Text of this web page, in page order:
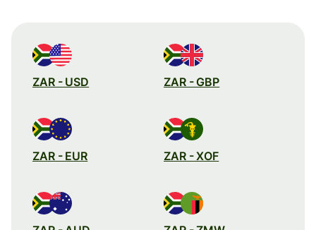
ZAR - USD ZAR - GBP
ZAR - EUR ZAR - XOF